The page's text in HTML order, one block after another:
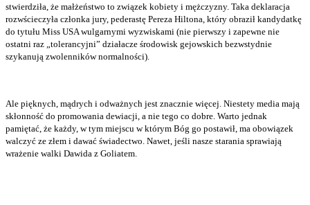
stwierdziła, że małżeństwo to związek kobiety i mężczyzny. Taka deklaracja
rozwścieczyła członka jury, pederastę Pereza Hiltona, który obraził kandydatkę
do tytułu Miss USA wulgarnymi wyzwiskami (nie pierwszy i zapewne nie
ostatni raz „tolerancyjni” działacze środowisk gejowskich bezwstydnie
szykanują zwolenników normalności).
Ale pięknych, mądrych i odważnych jest znacznie więcej. Niestety media mają
skłonność do promowania dewiacji, a nie tego co dobre. Warto jednak
pamiętać, że każdy, w tym miejscu w którym Bóg go postawił, ma obowiązek
walczyć ze złem i dawać świadectwo. Nawet, jeśli nasze starania sprawiają
wrażenie walki Dawida z Goliatem.